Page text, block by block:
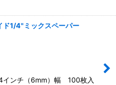
ド1/4"ミックスペーパー
ンチ（6mm）幅 100枚入